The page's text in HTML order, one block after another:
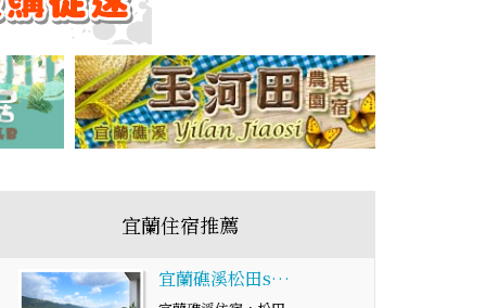
宜蘭住宿推薦
宜蘭礁溪松田s…